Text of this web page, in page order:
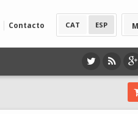
CAT ESP
Contacto